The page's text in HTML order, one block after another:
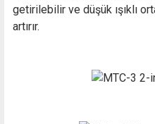
getirilebilir ve düşük ışıklı
artırır.